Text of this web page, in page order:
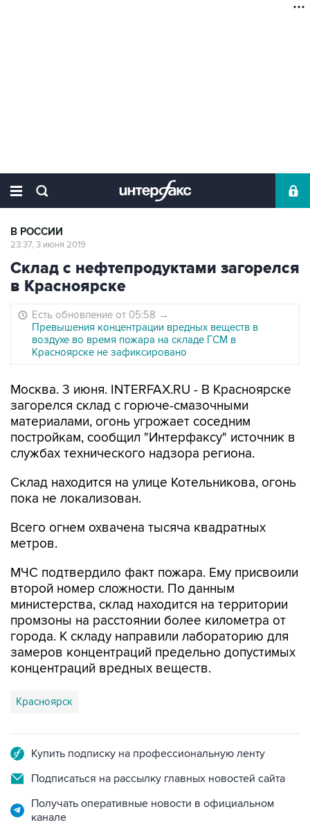
В РОССИИ
23:37, 3 июня 2019
Склад с нефтепродуктами загорелся
в Красноярске
Есть обновление от 05:58 →
Превышения концентрации вредных веществ в
воздухе во время пожара на складе ГСМ в
Красноярске не зафиксировано
Москва. 3 июня. INTERFAX.RU - В Красноярске
загорелся склад с горюче-смазочными
материалами, огонь угрожает соседним
постройкам, сообщил "Интерфаксу" источник в
службах технического надзора региона.
Склад находится на улице Котельникова, огонь
пока не локализован.
Всего огнем охвачена тысяча квадратных
метров.
МЧС подтвердило факт пожара. Ему присвоили
второй номер сложности. По данным
министерства, склад находится на территории
промзоны на расстоянии более километра от
города. К складу направили лабораторию для
замеров концентраций предельно допустимых
концентраций вредных веществ.
Красноярск
Купить подписку на профессиональную ленту
Подписаться на рассылку главных новостей сайта
Получать оперативные новости в официальном
канале